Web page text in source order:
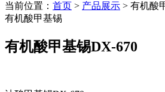
当前位置： 首页 > 产品展示 > 有机酸
有机酸甲基锡
有机酸甲基锡DX-670